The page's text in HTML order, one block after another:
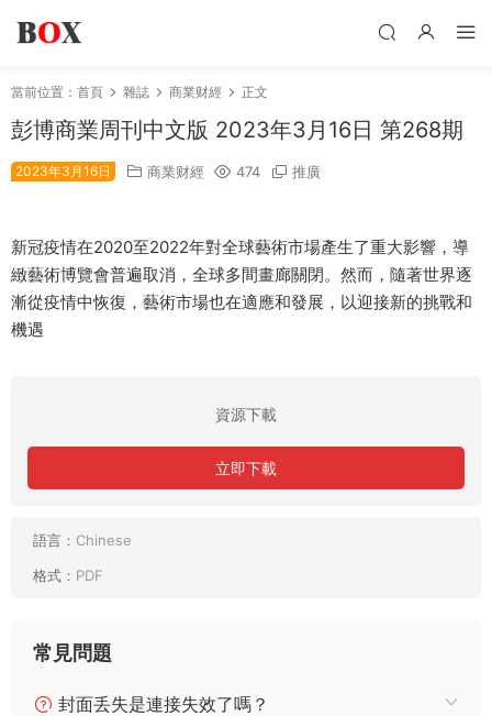
當前位置： 首頁 雜誌 商業财經 正文
彭博商業周刊中文版 2023年3月16日 第268期
2023年3月16日 商業财經 474 推廣
新冠疫情在2020至2022年對全球藝術市場產生了重大影響，導
緻藝術博覽會普遍取消，全球多間畫廊關閉。然而，隨著世界逐
漸從疫情中恢復，藝術市場也在適應和發展，以迎接新的挑戰和
機遇
資源下載
立即下載
語言： Chinese
格式： PDF
常見問題
封面丢失是連接失效了嗎？